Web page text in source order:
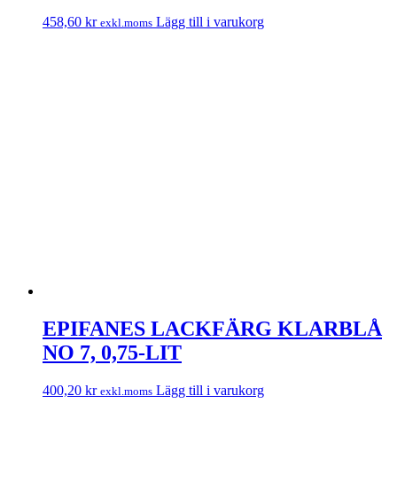
458,60 kr exkl.moms Lägg till i varukorg
EPIFANES LACKFÄRG KLARBLÅ
NO 7, 0,75-LIT
400,20 kr exkl.moms Lägg till i varukorg